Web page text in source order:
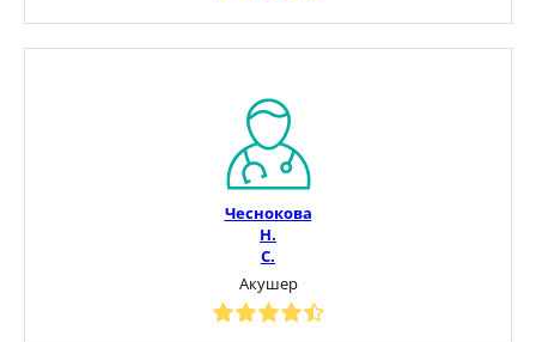
Чеснокова
Н.
С.
Акушер